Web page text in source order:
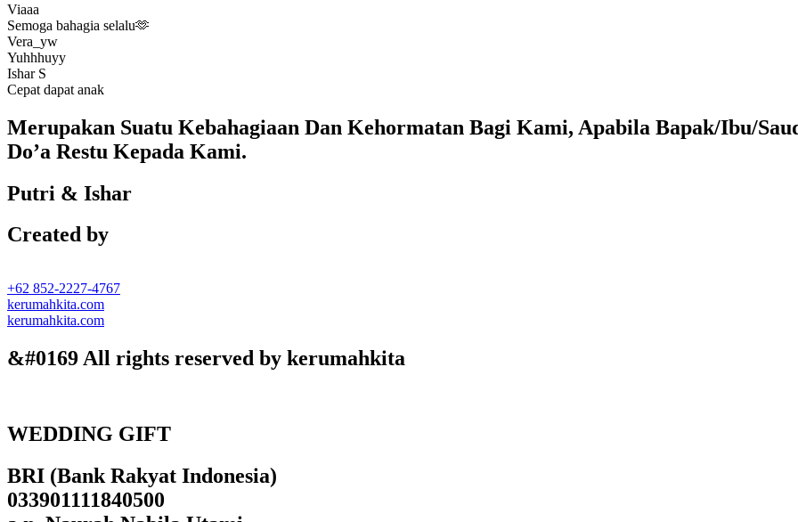
Viaaa
Semoga bahagia selalu🫶
Vera_yw
Yuhhhuyy
Ishar S
Cepat dapat anak
Merupakan Suatu Kebahagiaan Dan Kehormatan Bagi Kami, Apabila Bapak/Ibu/
Do’a Restu Kepada Kami.
Putri & Ishar
Created by
+62 852-2227-4767
kerumahkita.com
kerumahkita.com
&#0169 All rights reserved by kerumahkita
WEDDING GIFT
BRI (Bank Rakyat Indonesia)
033901111840500